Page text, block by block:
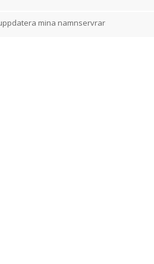
mina namnservrar